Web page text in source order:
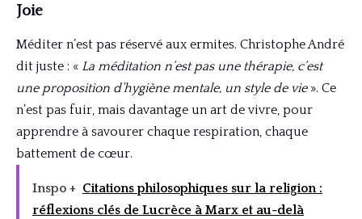
Joie
Méditer n’est pas réservé aux ermites. Christophe André
dit juste : « La méditation n’est pas une thérapie, c’est
une proposition d’hygiène mentale, un style de vie». Ce
n’est pas fuir, mais davantage un art de vivre, pour
apprendre à savourer chaque respiration, chaque
battement de cœur.
Inspo + Citations philosophiques sur la religion :
réflexions clés de Lucrèce à Marx et au-delà